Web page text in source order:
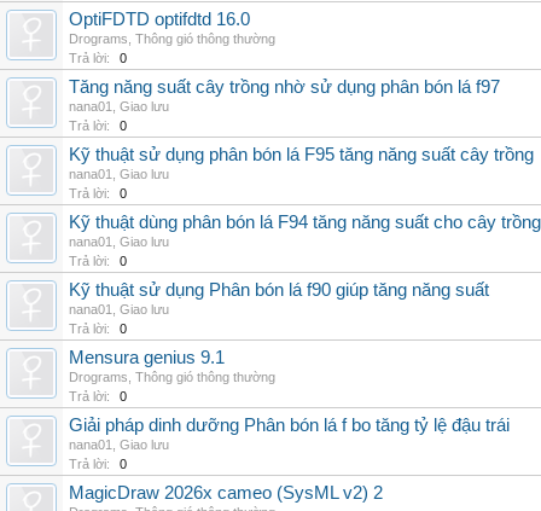
OptiFDTD optifdtd 16.0
Drograms Thông gió thông thường
Trả lời:
0
Tăng năng suất cây trồng nhờ sử dụng phân bón lá f97
nana01
Giao lưu
Trả lời:
0
Kỹ thuật sử dụng phân bón lá F95 tăng năng suất cây trồng
nana01
Giao lưu
Trả lời:
0
Kỹ thuật dùng phân bón lá F94 tăng năng suất cho cây trồng
nana01
Giao lưu
Trả lời:
0
Kỹ thuật sử dụng Phân bón lá f90 giúp tăng năng suất
nana01
Giao lưu
Trả lời:
0
Mensura genius 9.1
Drograms Thông gió thông thường
Trả lời:
0
Giải pháp dinh dưỡng Phân bón lá f bo tăng tỷ lệ đậu trái
nana01
Giao lưu
Trả lời:
0
MagicDraw 2026x cameo (SysML v2) 2